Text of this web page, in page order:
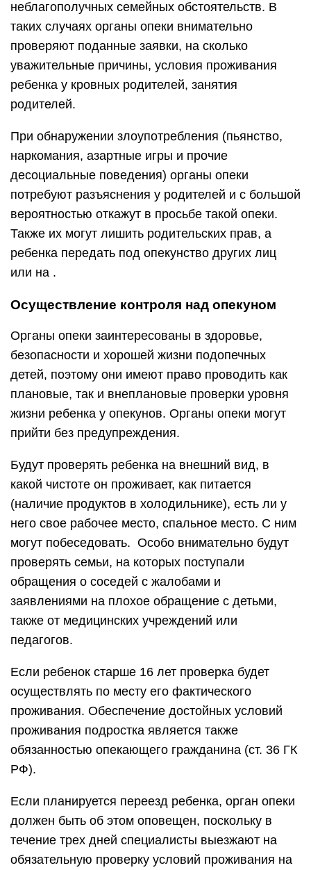
неблагополучных семейных обстоятельств. В
таких случаях органы опеки внимательно
проверяют поданные заявки, на сколько
уважительные причины, условия проживания
ребенка у кровных родителей, занятия
родителей.
При обнаружении злоупотребления (пьянство,
наркомания, азартные игры и прочие
десоциальные поведения) органы опеки
потребуют разъяснения у родителей и с большой
вероятностью откажут в просьбе такой опеки.
Также их могут лишить родительских прав, а
ребенка передать под опекунство других лиц
или на .
Осуществление контроля над опекуном
Органы опеки заинтересованы в здоровье,
безопасности и хорошей жизни подопечных
детей, поэтому они имеют право проводить как
плановые, так и внеплановые проверки уровня
жизни ребенка у опекунов. Органы опеки могут
прийти без предупреждения.
Будут проверять ребенка на внешний вид, в
какой чистоте он проживает, как питается
(наличие продуктов в холодильнике), есть ли у
него свое рабочее место, спальное место. С ним
могут побеседовать. Особо внимательно будут
проверять семьи, на которых поступали
обращения о соседей с жалобами и
заявлениями на плохое обращение с детьми,
также от медицинских учреждений или
педагогов.
Если ребенок старше 16 лет проверка будет
осуществлять по месту его фактического
проживания. Обеспечение достойных условий
проживания подростка является также
обязанностью опекающего гражданина (ст. 36 ГК
РФ).
Если планируется переезд ребенка, орган опеки
должен быть об этом оповещен, поскольку в
течение трех дней специалисты выезжают на
обязательную проверку условий проживания на